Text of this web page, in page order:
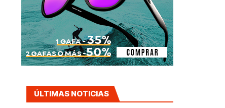
ÚLTIMAS NOTICIAS